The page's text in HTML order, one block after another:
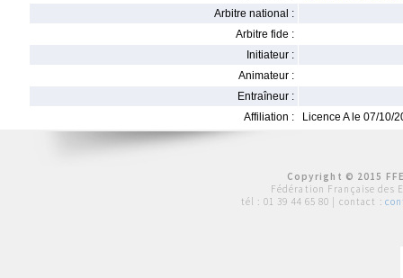
Arbitre national :
Arbitre fide :
Initiateur :
Animateur :
Entraîneur :
Affiliation :
Licence A le 07/10/
Copyright © 2015
Fédération Française des
tél : 01 39 44 65 80 | contact :